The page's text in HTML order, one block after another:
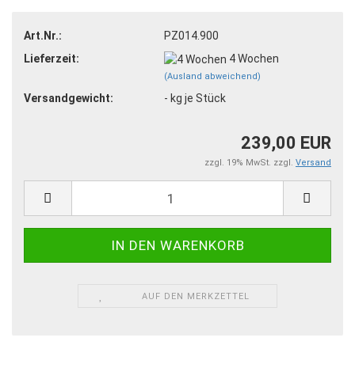
Art.Nr.:
PZ014.900
Lieferzeit:
4 Wochen
(Ausland abweichend)
Versandgewicht: - kg je Stück
239,00 EUR
zzgl. 19% MwSt. zzgl. Versand
AUF DEN MERKZETTEL